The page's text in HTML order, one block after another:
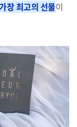
장 최고의 선물이